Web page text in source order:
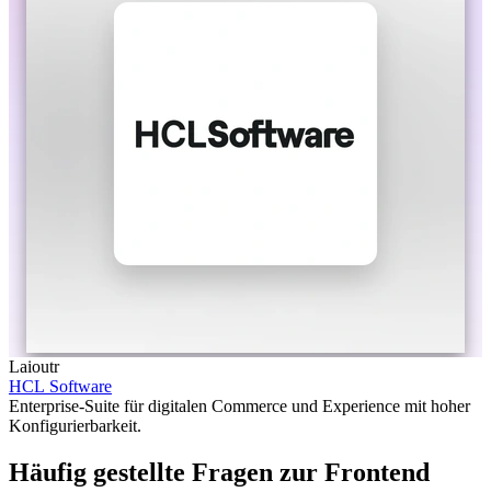
Laioutr
HCL Software
Enterprise-Suite für digitalen Commerce und Experience mit hoher
Konfigurierbarkeit.
Häufig gestellte Fragen zur Frontend